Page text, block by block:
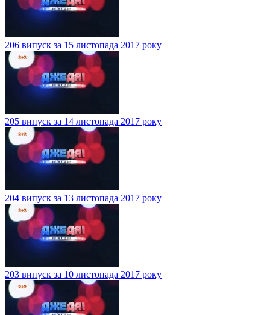
206 випуск за 15 листопада 2017 року
205 випуск за 14 листопада 2017 року
204 випуск за 13 листопада 2017 року
203 випуск за 10 листопада 2017 року